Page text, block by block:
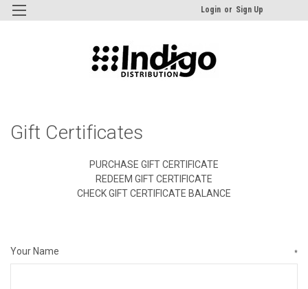
Login or Sign Up
Gift Certificates
PURCHASE GIFT CERTIFICATE
REDEEM GIFT CERTIFICATE
CHECK GIFT CERTIFICATE BALANCE
Your Name *